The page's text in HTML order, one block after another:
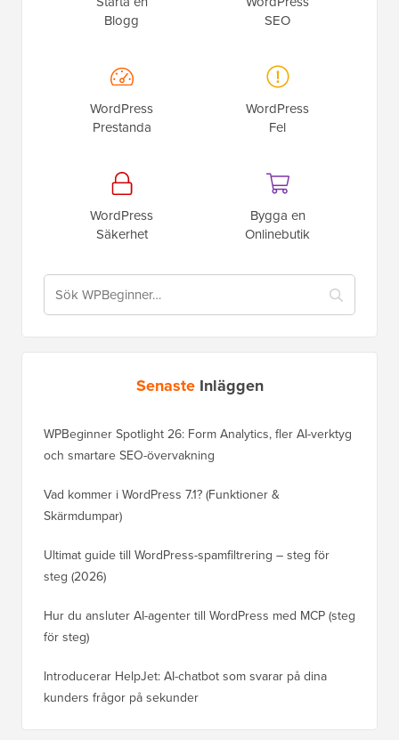
Blogg
SEO
WordPress
Prestanda
WordPress
Fel
WordPress
Säkerhet
Bygga en
Onlinebutik
Senaste Inläggen
WPBeginner Spotlight 26: Form Analytics, fler AI-verktyg
och smartare SEO-övervakning
Vad kommer i WordPress 7.1? (Funktioner &
Skärmdumpar)
Ultimat guide till WordPress-spamfiltrering – steg för
steg (2026)
Hur du ansluter AI-agenter till WordPress med MCP (steg
för steg)
Introducerar HelpJet: AI-chatbot som svarar på dina
kunders frågor på sekunder